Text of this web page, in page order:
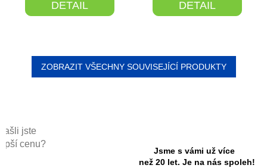
jste
cenu?
Jsme s vámi už více
než 20 let. Je na nás spoleh!
DETAIL DETAIL
ZOBRAZIT VŠECHNY SOUVISEJÍCÍ PRODUKTY